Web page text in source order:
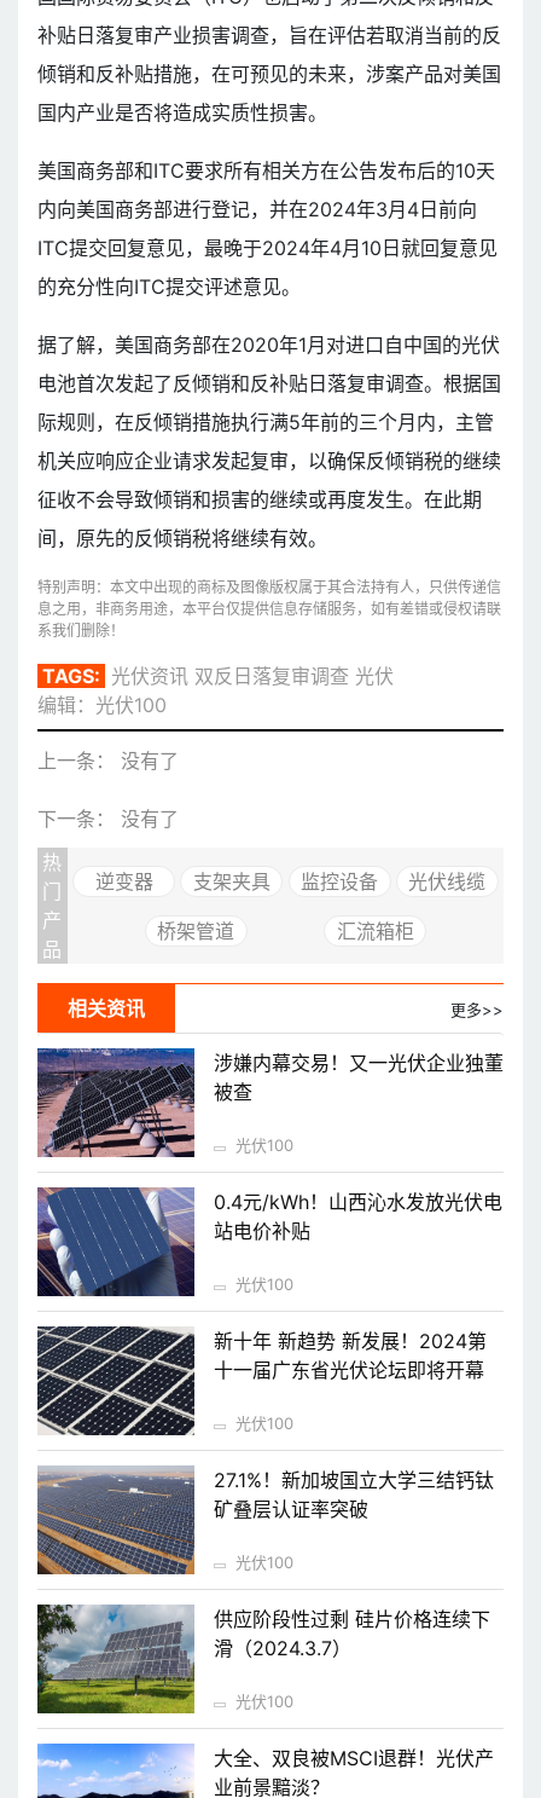
补贴日落复审产业损害调查，旨在评估若取消当前的反
倾销和反补贴措施，在可预见的未来，涉案产品对美国
国内产业是否将造成实质性损害。
美国商务部和ITC要求所有相关方在公告发布后的10天
内向美国商务部进行登记，并在2024年3月4日前向
ITC提交回复意见，最晚于2024年4月10日就回复意见
的充分性向ITC提交评述意见。
据了解，美国商务部在2020年1月对进口自中国的光伏
电池首次发起了反倾销和反补贴日落复审调查。根据国
际规则，在反倾销措施执行满5年前的三个月内，主管
机关应响应企业请求发起复审，以确保反倾销税的继续
征收不会导致倾销和损害的继续或再度发生。在此期
间，原先的反倾销税将继续有效。
特别声明：本文中出现的商标及图像版权属于其合法持有人，只供传递信
息之用，非商务用途，本平台仅提供信息存储服务，如有差错或侵权请联
系我们删除！
TAGS: 光伏资讯 双反日落复审调查 光伏
编辑：光伏100
上一条： 没有了
下一条： 没有了
热
门
产
品
逆变器 支架夹具 监控设备 光伏线缆
桥架管道 汇流箱柜
相关资讯 更多>>
涉嫌内幕交易！又一光伏企业独董
被查
光伏100
0.4元/kWh！山西沁水发放光伏电
站电价补贴
光伏100
新十年 新趋势 新发展！2024第
十一届广东省光伏论坛即将开幕
光伏100
27.1%！新加坡国立大学三结钙钛
矿叠层认证率突破
光伏100
供应阶段性过剩 硅片价格连续下
滑（2024.3.7）
光伏100
大全、双良被MSCI退群！光伏产
业前景黯淡？